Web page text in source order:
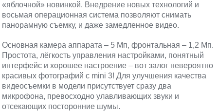
«яблочной» новинкой. Внедрение новых технологий и
восьмая операционная система позволяют снимать
панорамную съемку, и даже замедленное видео.
Основная камера аппарата – 5 Мп, фронтальная – 1,2 Мп.
Простота, лёгкость управления настройками, понятный
интерфейс и хорошее настроение – вот залог невероятно
красивых фотографий с mini 3! Для улучшения качества
видеосъемки в модели присутствует сразу два
микрофона, превосходно улавливающих звуки и
отсекающих посторонние шумы.